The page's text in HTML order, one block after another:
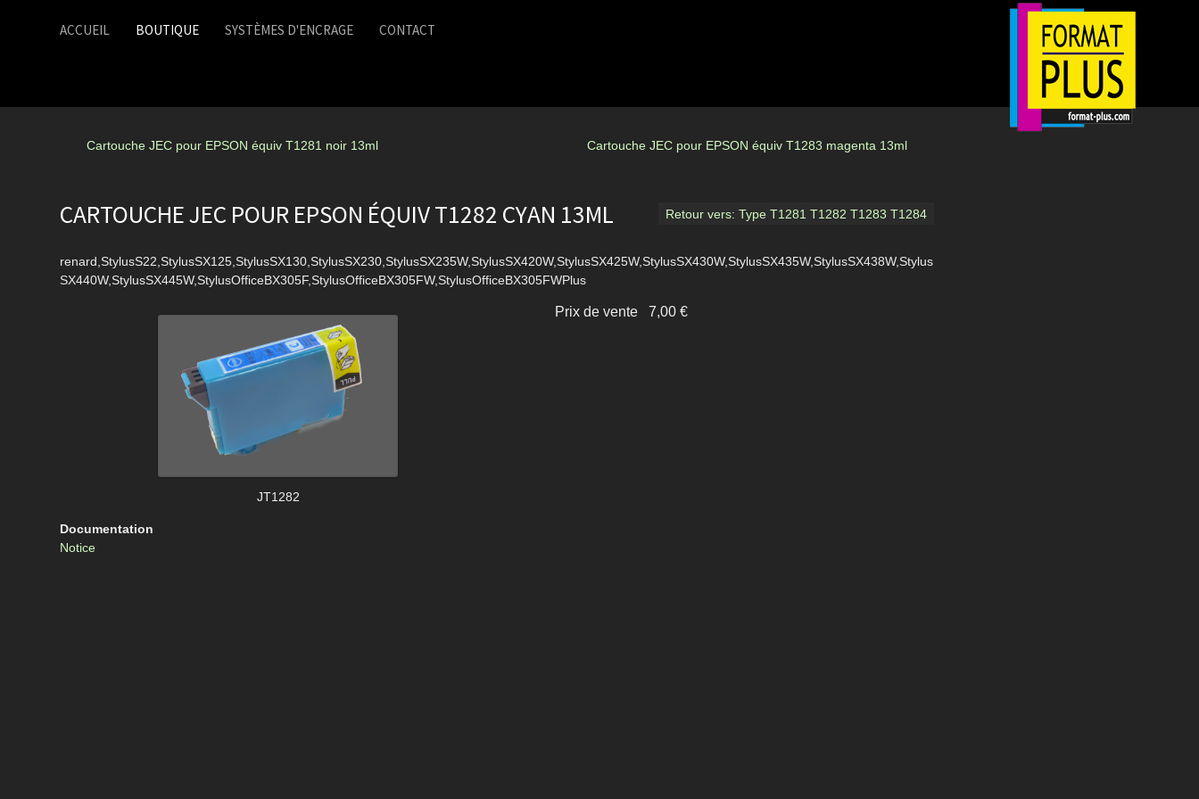
ACCUEIL BOUTIQUE SYSTÈMES D'ENCRAGE CONTACT
Cartouche JEC pour EPSON équiv T1281 noir 13ml Cartouche JEC pour EPSON équiv T1283 magenta 13ml
Retour vers: Type T1281 T1282 T1283 T1284
CARTOUCHE JEC POUR EPSON ÉQUIV T1282 CYAN 13ML
renard,StylusS22,StylusSX125,StylusSX130,StylusSX230,StylusSX235W,StylusSX420W,StylusSX425W,StylusSX430W,StylusSX435W,StylusSX438W,Stylus
SX440W,StylusSX445W,StylusOfficeBX305F,StylusOfficeBX305FW,StylusOfficeBX305FWPlus
JT1282
Prix ​​de vente 7,00 €
Documentation
Notice